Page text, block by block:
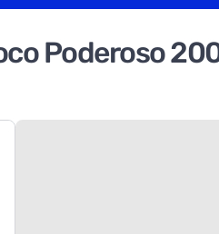
Poderoso